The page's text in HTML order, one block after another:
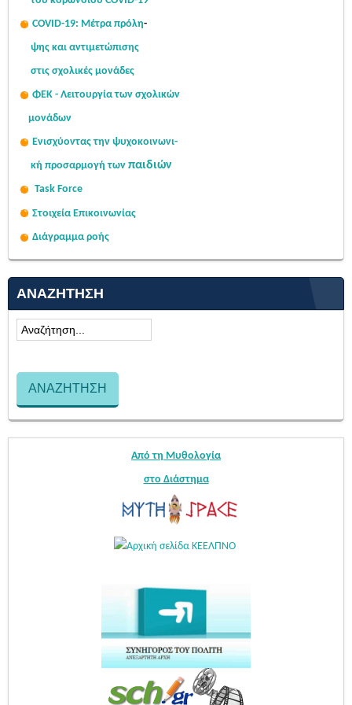
COVID-19: Μέτρα πρόλη-
ψης και αντιμετώπισης
στις σχολικές μονάδες
ΦΕΚ - Λειτουργία των σχολικών
μονάδων
Ενισχύοντας την ψυχοκοινωνι-
κή προσαρμογή των παιδιών
Task Force
Στοιχεία Επικοινωνίας
Διάγραμμα ροής
ΑΝΑΖΉΤΗΣΗ
Από τη Μυθολογία
στο Διάστημα